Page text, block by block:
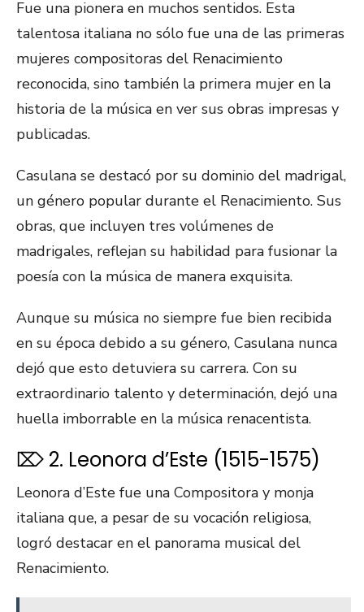
Fue una pionera en muchos sentidos. Esta
talentosa italiana no sólo fue una de las primeras
mujeres compositoras del Renacimiento
reconocida, sino también la primera mujer en la
historia de la música en ver sus obras impresas y
publicadas.
Casulana se destacó por su dominio del madrigal,
un género popular durante el Renacimiento. Sus
obras, que incluyen tres volúmenes de
madrigales, reflejan su habilidad para fusionar la
poesía con la música de manera exquisita.
Aunque su música no siempre fue bien recibida
en su época debido a su género, Casulana nunca
dejó que esto detuviera su carrera. Con su
extraordinario talento y determinación, dejó una
huella imborrable en la música renacentista.
⌦ 2. Leonora d’Este (1515-1575)
Leonora d’Este fue una Compositora y monja
italiana que, a pesar de su vocación religiosa,
logró destacar en el panorama musical del
Renacimiento.